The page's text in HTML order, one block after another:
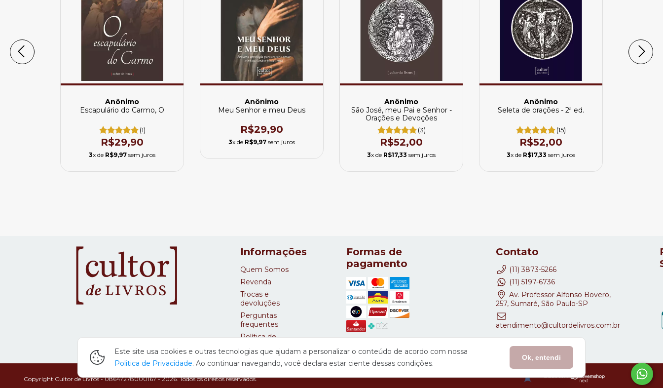
Anônimo
Escapulário do Carmo, O
(1)
R$29,90
3x de R$9,97 sem juros
Anônimo
Meu Senhor e meu Deus
R$29,90
3x de R$9,97 sem juros
Anônimo
São José, meu Pai e Senhor -
Orações e Devoções
(3)
R$52,00
3x de R$17,33 sem juros
Anônimo
Seleta de orações - 2ª ed.
(15)
R$52,00
3x de R$17,33 sem juros
Informações
Quem Somos
Revenda
Trocas e
devoluções
Perguntas
frequentes
Política de
Formas de
pagamento
Contato
(11) 3873-5266
(11) 5197-6736
Av. Professor Alfonso Bovero,
257, Sumaré, São Paulo-SP
atendimento@cultordelivros.com.br
Copyright Cultor de Livros - 08647278000167 - 2026. Todos os direitos reservados.
Este site usa cookies e outras tecnologias que ajudam a personalizar o conteúdo de acordo com nossa
Politica de Privacidade. Ao continuar navegando, você declara estar ciente dessas condições.
Ok, entendi